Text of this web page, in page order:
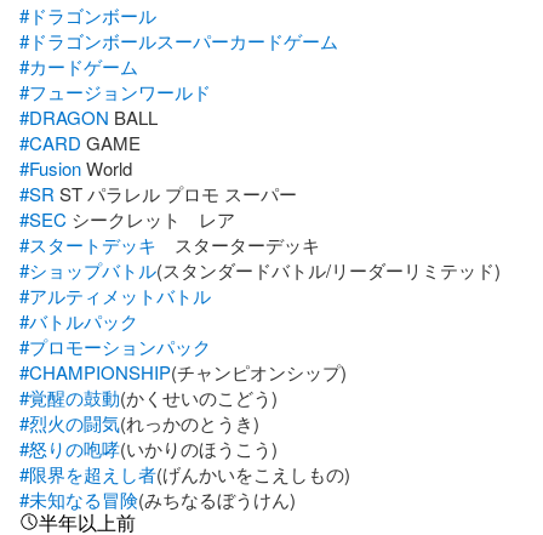
#ドラゴンボール
#ドラゴンボールスーパーカードゲーム
#カードゲーム
#フュージョンワールド
#DRAGON
#CARD
#Fusion
#SR
#SEC
#スタートデッキ
#ショップバトル
#アルティメットバトル
#バトルパック
#プロモーションパック
#CHAMPIONSHIP
#覚醒の鼓動
#烈火の闘気
#怒りの咆哮
#限界を超えし者
#未知なる冒険(みちなるぼうけん)
半年以上前